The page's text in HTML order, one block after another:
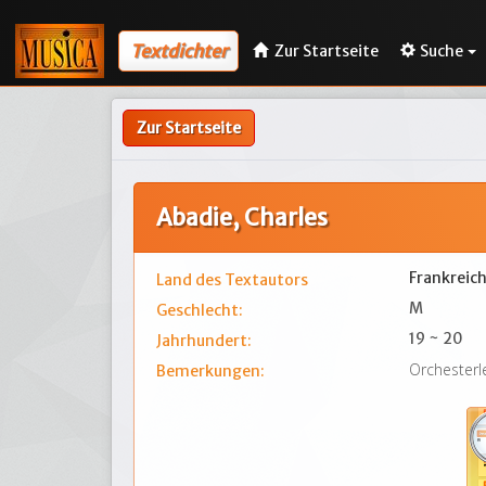
Textdichter Zur Startseite Suche
Zur Startseite
Abadie, Charles
Land des Textautors
Frankreich
Geschlecht:
M
Jahrhundert:
19 ~ 20
Bemerkungen: